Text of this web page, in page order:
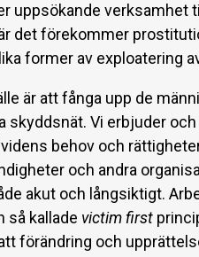
uppsökande verksamhet
det förekommer
former av exploatering
är att fånga upp de
skyddsnät. Vi erbjuder
behov och
och andra
akut och långsiktigt.
så kallade victim first
förändring och